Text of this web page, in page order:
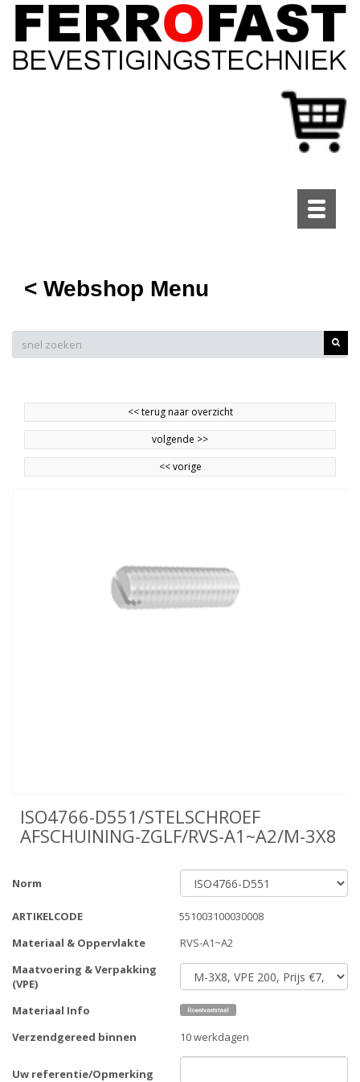
Toggle
< Webshop Menu
<<terug naar overzicht
volgende >>
<<vorige
ISO4766-D551/STELSCHROEF
AFSCHUINING-ZGLF/RVS-A1~A2/M-3X8
Norm
ARTIKELCODE
551003100030008
Materiaal & Oppervlakte
RVS-A1~A2
Maatvoering & Verpakking
(VPE)
Materiaal Info
Verzendgereed binnen
10 werkdagen
Uw referentie/Opmerking